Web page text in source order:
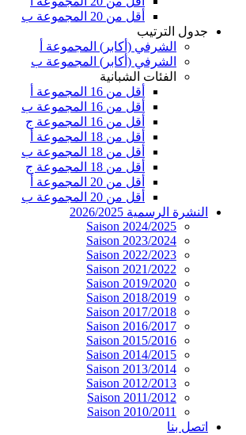
أقل من 20 المجموعة ب
جدول الترتيب
الشرفي (أكابر) المجموعة أ
الشرفي (أكابر) المجموعة ب
الفئات الشبانية
أقل من 16 المجموعة أ
أقل من 16 المجموعة ب
أقل من 16 المجموعة ج
أقل من 18 المجموعة أ
أقل من 18 المجموعة ب
أقل من 18 المجموعة ج
أقل من 20 المجموعة أ
أقل من 20 المجموعة ب
النشرة الرسمية 2026/2025
Saison 2024/2025
Saison 2023/2024
Saison 2022/2023
Saison 2021/2022
Saison 2019/2020
Saison 2018/2019
Saison 2017/2018
Saison 2016/2017
Saison 2015/2016
Saison 2014/2015
Saison 2013/2014
Saison 2012/2013
Saison 2011/2012
Saison 2010/2011
اتصل بنا